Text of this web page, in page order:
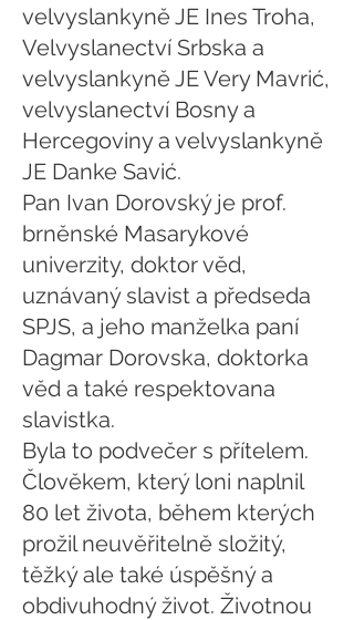
velvyslankyně JE Ines Troha,
Velvyslanectví Srbska a
velvyslankyně JE Very Mavrić,
velvyslanectví Bosny a
Hercegoviny a velvyslankyně
JE Danke Savić.
Pan Ivan Dorovský je prof.
brněnské Masarykové
univerzity, doktor věd,
uznávaný slavist a předseda
SPJS, a jeho manželka paní
Dagmar Dorovska, doktorka
věd a také respektovana
slavistka.
Byla to podvečer s přítelem.
Člověkem, který loni naplnil
80 let života, během kterých
prožil neuvěřitelně složitý,
těžký ale také úspěšný a
obdivuhodný život. Životnou